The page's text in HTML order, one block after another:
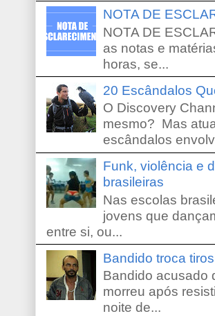
NOTA DE
NOTA DE
as notas e
horas, se...
20 Escândalos
O Discovery
mesmo? Mas
escândalos
Funk, violência e
brasileiras
Nas escolas
jovens que
entre si, ou...
Bandido troca
Bandido acusado
morreu após
noite de...